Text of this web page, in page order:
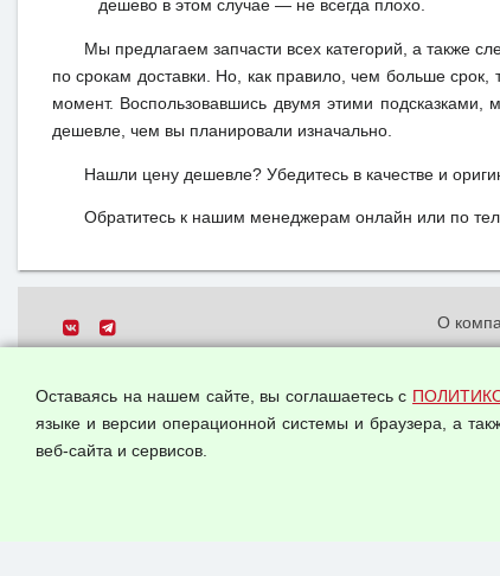
дешево в этом случае — не всегда плохо.
Мы предлагаем запчасти всех категорий, а также
по срокам доставки. Но, как правило, чем больше
момент. Воспользовавшись двумя этими
дешевле, чем вы планировали изначально.
Нашли цену дешевле? Убедитесь в качестве и
Обратитесь к нашим менеджерам онлайн или по
Все права защищены.
О
данных
Оставаясь на нашем сайте, вы соглашаетесь с
языке и версии операционной системы и браузера, а
веб-сайта и сервисов.